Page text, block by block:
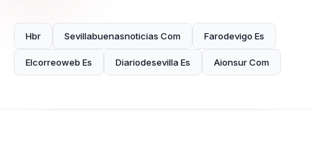
Hbr Sevillabuenasnoticias Com Farodevigo Es
Elcorreoweb Es Diariodesevilla Es Aionsur Com